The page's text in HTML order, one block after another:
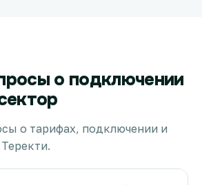
о подключении
о тарифах, подключении и